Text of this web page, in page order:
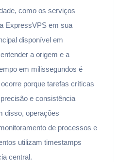
como os serviços
ExpressVPS em sua
disponível em
a origem e a
em milissegundos é
porque tarefas críticas
e consistência
disso, operações
de processos e
utilizam timestamps
central.